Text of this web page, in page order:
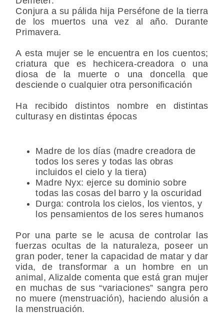
Conjura a su pálida hija Perséfone de la tierra
de los muertos una vez al año. Durante
Primavera.
A esta mujer se le encuentra en los cuentos;
criatura que es hechicera-creadora o una
diosa de la muerte o una doncella que
desciende o cualquier otra personificación
Ha recibido distintos nombre en distintas
culturasy en distintas épocas
Madre de los días (madre creadora de
todos los seres y todas las obras
incluidos el cielo y la tiera)
Madre Nyx: ejerce su dominio sobre
todas las cosas del barro y la oscuridad
Durga: controla los cielos, los vientos, y
los pensamientos de los seres humanos
Por una parte se le acusa de controlar las
fuerzas ocultas de la naturaleza, poseer un
gran poder, tener la capacidad de matar y dar
vida, de transformar a un hombre en un
animal, Alizalde comenta que está gran mujer
en muchas de sus “variaciones” sangra pero
no muere (menstruación), haciendo alusión a
la menstruación.